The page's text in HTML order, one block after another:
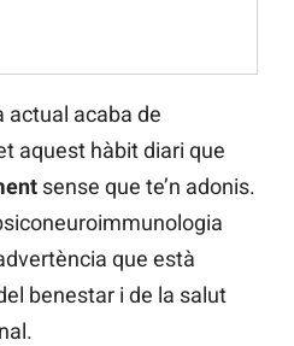
actual acaba de
aquest hàbit diari que
sense que te’n adonis.
que està
benestar i de la salut